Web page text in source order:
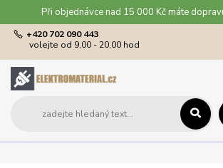
Při objednávce nad 15 000 Kč máte
+420 702 090 443
volejte od 9,00 - 20,00 hod